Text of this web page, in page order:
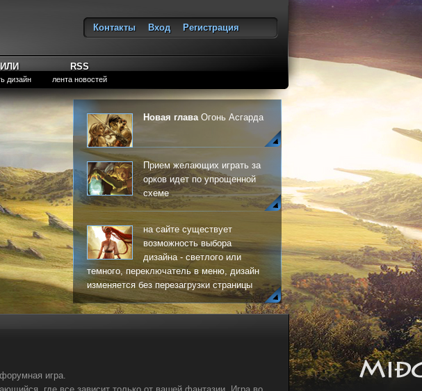
Контакты Вход
Регистрация
дизайн
RSS
лента новостей
Новая главаОгонь Асгарда
Прием желающих играть за
орков идет по упрощенной
схеме
на сайте существует
возможность выбора
дизайна - светлого или
темного, переключатель в меню, дизайн
изменяется без перезагрузки страницы
игра.